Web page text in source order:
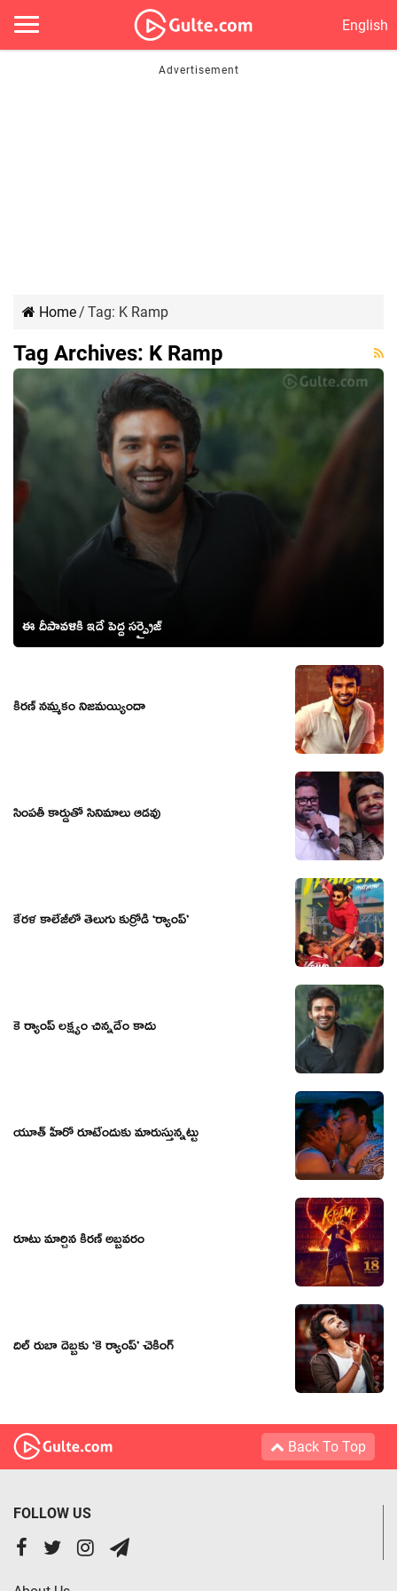
English
Home/ Tag: K Ramp
Tag Archives: K Ramp
ఈ దీపావళికి ఇదే పెద్ద సర్ప్రైజ్
కిరణ్ నమ్మకం నిజమయ్యిందా
సింపతీ కార్డుతో సినిమాలు ఆడవు
కేరళ కాలేజీలో తెలుగు కుర్రోడి ‘ర్యాంప్’
కె ర్యాంప్ లక్ష్యం చిన్నదేం కాదు
యూత్ హీరో రూటేందుకు మారుస్తున్నట్టు
రూటు మార్చిన కిరణ్ అబ్బవరం
దిల్ రుబా దెబ్బకు ‘కె ర్యాంప్’ చెకింగ్
Back To Top
FOLLOW US